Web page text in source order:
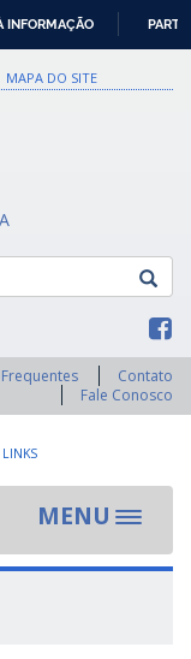
INFORMAÇÃO
MAPA DO SITE
Contato
Fale Conosco
LINKS
MENU
Toggle